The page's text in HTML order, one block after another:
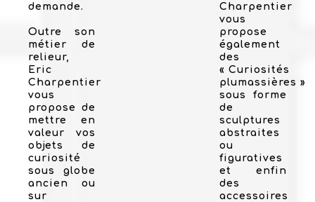
demande.
Outre son
métier de
relieur,
Eric
Charpentier
vous
propose de
mettre en
valeur vos
objets de
curiosité
sous globe
ancien ou
sur
Charpentier
vous
propose
également
des
« Curiosités
plumassières »
sous forme
de
sculptures
abstraites
ou
figuratives
et enfin
des
accessoires